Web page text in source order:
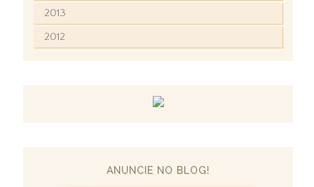
2013
2012
ANUNCIE NO BLOG!